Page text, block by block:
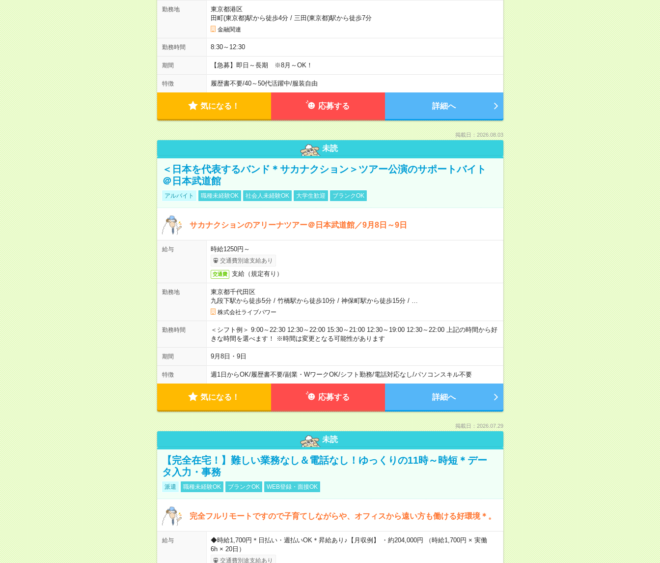
勤務地
東京都港区
田町(東京都)駅から徒歩4分/ 三田(東京都)駅から徒歩7分
金融関連
勤務時間 8:30～12:30
期間 【急募】即日～長期 ※8月～OK！
特徴 履歴書不要/40～50代活躍中/服装自由
気になる！ 応募する 詳細へ
掲載日：2026.08.03
未読
＜日本を代表するバンド＊サカナクション＞ツアー公演のサポートバイト
＠日本武道館
アルバイト 職種未経験OK 社会人未経験OK 大学生歓迎 ブランクOK
サカナクションのアリーナツアー＠日本武道館／9月8日～9日
給与 時給1250円～
交通費別途支給あり
交通費 支給（規定有り）
勤務地
東京都千代田区
九段下駅から徒歩5分/ 竹橋駅から徒歩10分/ 神保町駅から徒歩15分/ …
株式会社ライブパワー
勤務時間
＜シフト例＞ 9:00～22:30 12:30～22:00 15:30～21:00 12:30～19:00 12:30～22:00 上記の時間から好
きな時間を選べます！ ※時間は変更となる可能性があります
期間 9月8日・9日
特徴 週1日からOK/履歴書不要/副業・WワークOK/シフト勤務/電話対応なし/パソコンスキル不要
気になる！ 応募する 詳細へ
掲載日：2026.07.29
未読
【完全在宅！】難しい業務なし＆電話なし！ゆっくりの11時～時短＊デー
タ入力・事務
派遣 職種未経験OK ブランクOK WEB登録・面接OK
完全フルリモートですので子育てしながらや、オフィスから遠い方も働ける好環境＊。
給与
◆時給1,700円＊日払い・週払いOK＊昇給あり♪【月収例】 ・約204,000円 （時給1,700円 × 実働
6h × 20日）
交通費別途支給あり